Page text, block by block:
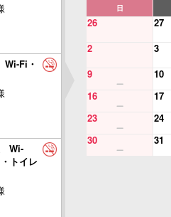
Fi・
Wi-
トイレ
日
26 27
2
3
9
10
16
17
23
24
30
31